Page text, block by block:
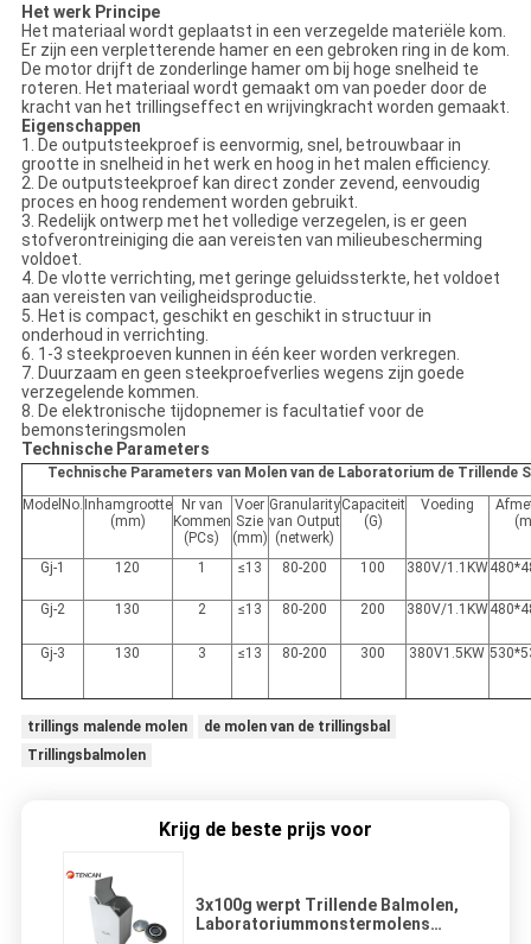
Het werk Principe
Het materiaal wordt geplaatst in een verzegelde materiële kom.
Er zijn een verpletterende hamer en een gebroken ring in de kom.
De motor drijft de zonderlinge hamer om bij hoge snelheid te
roteren. Het materiaal wordt gemaakt om van poeder door de
kracht van het trillingseffect en wrijvingkracht worden gemaakt.
Eigenschappen
1. De outputsteekproef is eenvormig, snel, betrouwbaar in
grootte in snelheid in het werk en hoog in het malen efficiency.
2. De outputsteekproef kan direct zonder zevend, eenvoudig
proces en hoog rendement worden gebruikt.
3. Redelijk ontwerp met het volledige verzegelen, is er geen
stofverontreiniging die aan vereisten van milieubescherming
voldoet.
4. De vlotte verrichting, met geringe geluidssterkte, het voldoet
aan vereisten van veiligheidsproductie.
5. Het is compact, geschikt en geschikt in structuur in
onderhoud in verrichting.
6. 1-3 steekproeven kunnen in één keer worden verkregen.
7. Duurzaam en geen steekproefverlies wegens zijn goede
verzegelende kommen.
8. De elektronische tijdopnemer is facultatief voor de
bemonsteringsmolen
Technische Parameters
Technische Parameters van Molen van de Laboratorium de Trillende
ModelNo. Inhamgrootte
(mm)
Nr van
Kommen
(PCs)
Voer
Szie
(mm)
Granularity
van Output
(netwerk)
Capaciteit
(G)
Voeding
Gj-1 120 1 ≤13 80-200 100 380V/1.1KW
Gj-2 130 2 ≤13 80-200 200 380V/1.1KW
Gj-3 130 3 ≤13 80-200 300 380V1.5KW
trillings malende molen
de molen van de trillingsbal
Trillingsbalmolen
Krijg de beste prijs voor
3x100g werpt Trillende Balmolen,
Laboratoriummonstermolens